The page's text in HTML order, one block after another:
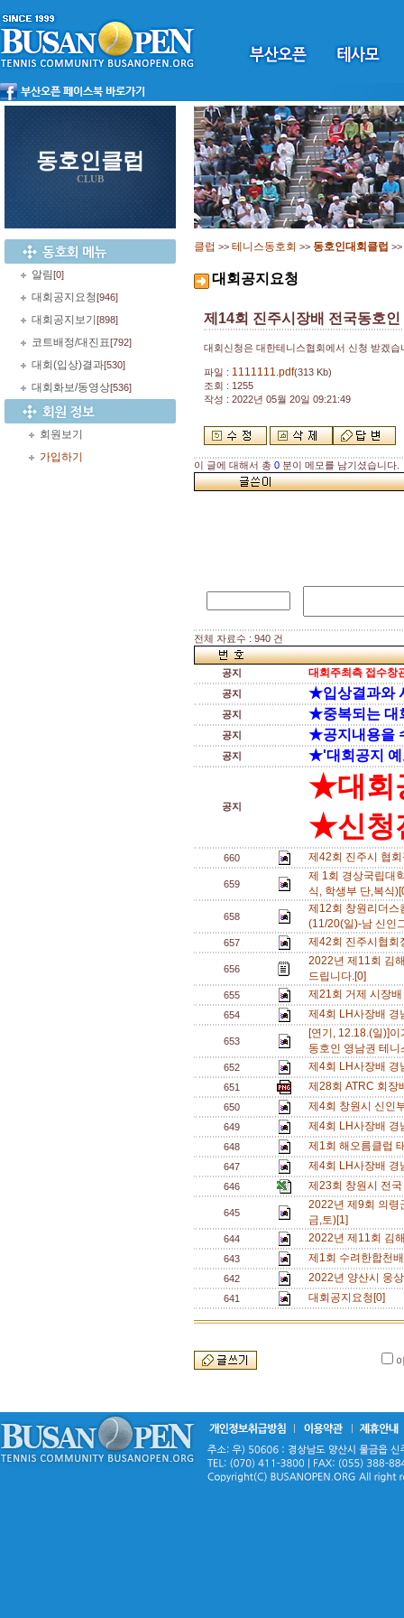
동호인클럽
CLUB
알림[0]
대회공지요청[946]
대회공지보기 [898]
코트배정/대진표[792]
대회(입상)결과[530]
대회화보/동영상[536]
회원보기
가입하기
클럽 >> 테니스동호회 >> 동호인대회클럽 >>
대회공지요청
제14회 진주시장배 전국동호
대회신청은 대한테니스협회에서 신청 받겠습
파일 : 1111111.pdf(313 Kb)
조회 : 1255
작성 : 2022년 05월 20일 09:21:49
이 글에 대해서 총 0 분이 메모를 남기셨습니다.
전체 자료수 : 940 건
공지 대회주최측 접수창
공지 ★입상결과와
공지 ★중복되는 대
공지 ★공지내용을
공지 ★'대회공지 예
공지
★대회
★신청
660 제42회 진주시 협
659
제 1회 경상국립대
식, 학생부 단,복식
658
제12회 창원리더스
(11/20(일)-남 신인
657 제42회 진주시협
656
2022년 제11회 김
드립니다.[0]
655 제21회 거제 시장
654 제4회 LH사장배
653
[연기, 12.18.(일)]
동호인 영남권 테
652 제4회 LH사장배
651 제28회 ATRC 회장
650 제4회 창원시 신인
649 제4회 LH사장배
648 제1회 해오름클럽
647 제4회 LH사장배
646 제23회 창원시 전
645
2022년 제9회 의령
금,토)[1]
644 2022년 제11회 김
643 제1회 수려한합천
642 2022년 양산시 웅
641 대회공지요청[0]